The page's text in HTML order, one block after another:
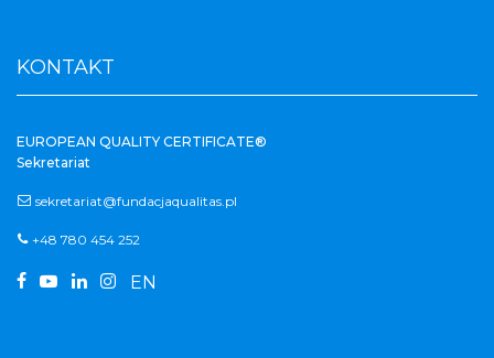
KONTAKT
EUROPEAN QUALITY CERTIFICATE®
Sekretariat
sekretariat@fundacjaqualitas.pl
+48 780 454 252
    EN